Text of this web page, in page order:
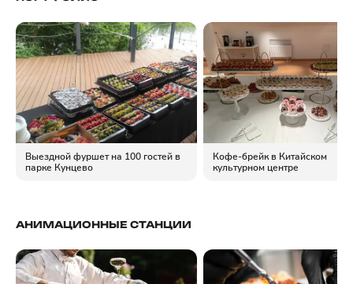
Выездной фуршет на 100 гостей в
парке Кунцево
Кофе-брейк в Китайском
культурном центре
АНИМАЦИОННЫЕ СТАНЦИИ